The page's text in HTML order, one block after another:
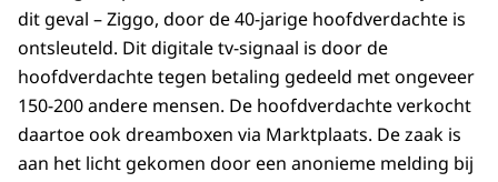
dit geval – Ziggo, door de 40-jarige hoofdverdachte is
ontsleuteld. Dit digitale tv-signaal is door de
hoofdverdachte tegen betaling gedeeld met ongeveer
150-200 andere mensen. De hoofdverdachte verkocht
daartoe ook dreamboxen via Marktplaats. De zaak is
aan het licht gekomen door een anonieme melding bij